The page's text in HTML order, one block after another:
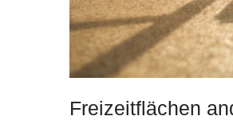
Freizeitflächen